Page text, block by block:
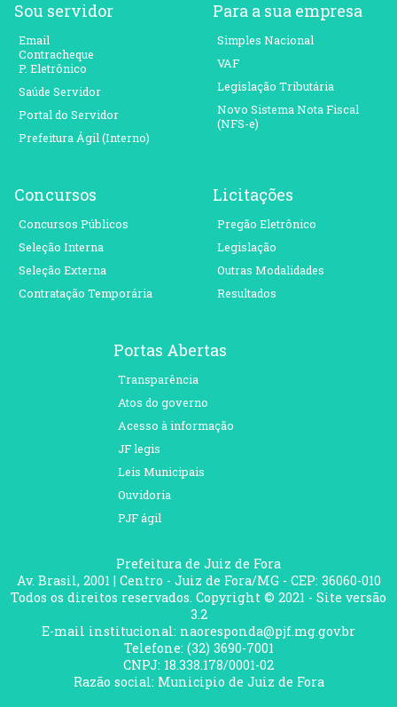
Sou servidor
Email
Contracheque
P. Eletrônico
Saúde Servidor
Portal do Servidor
Prefeitura Ágil (Interno)
Para a sua empresa
Simples Nacional
VAF
Legislação Tributária
Novo Sistema Nota Fiscal
(NFS-e)
Concursos
Concursos Públicos
Seleção Interna
Seleção Externa
Contratação Temporária
Licitações
Pregão Eletrônico
Legislação
Outras Modalidades
Resultados
Portas Abertas
Transparência
Atos do governo
Acesso à informação
JF legis
Leis Municipais
Ouvidoria
PJF ágil
Prefeitura de Juiz de Fora
Av. Brasil, 2001 | Centro - Juiz de Fora/MG - CEP: 36060-010
Todos os direitos reservados. Copyright © 2021 - Site versão
3.2
E-mail institucional: naoresponda@pjf.mg.gov.br
Telefone: (32) 3690-7001
CNPJ: 18.338.178/0001-02
Razão social: Municipio de Juiz de Fora